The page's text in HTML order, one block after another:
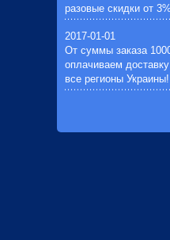
разовые скидки от
2017-01-01
От суммы заказа
оплачиваем
все регионы Украины!